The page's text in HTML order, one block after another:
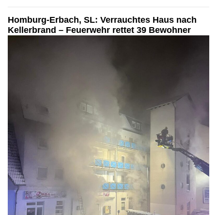
Homburg-Erbach, SL: Verrauchtes Haus nach
Kellerbrand – Feuerwehr rettet 39 Bewohner